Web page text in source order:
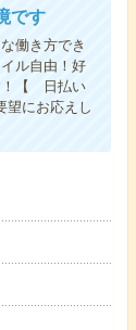
です
働き方でき
ル自由！好
！【 日払い
にお応えし